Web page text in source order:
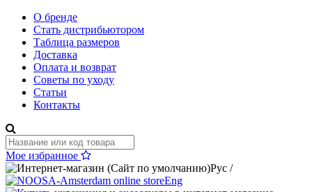
О бренде
Стать дистрибьютором
Таблица размеров
Доставка
Оплата и возврат
Советы по уходу
Статьи
Контакты
Мое избранное
Рус /
Eng